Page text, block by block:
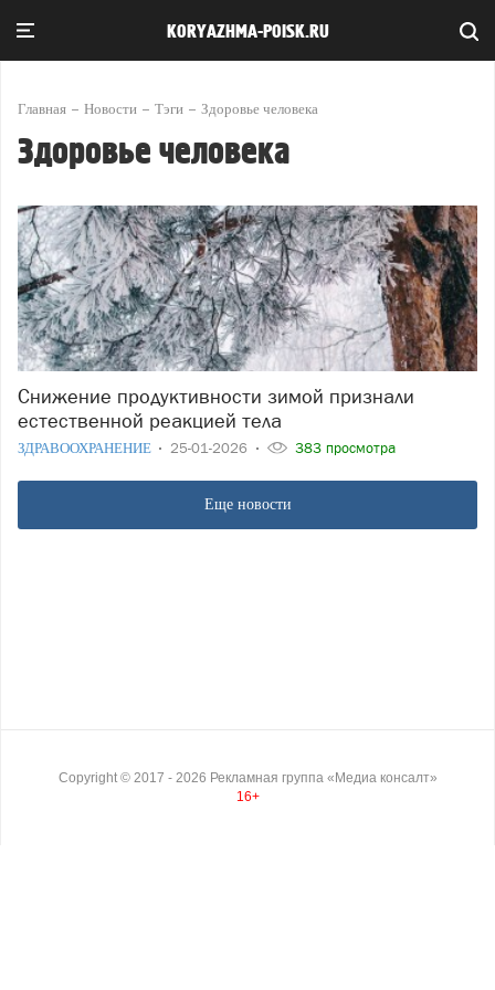
KORYAZHMA-POISK.RU
Главная Новости Тэги Здоровье человека
Здоровье человека
Снижение продуктивности зимой признали
естественной реакцией тела
ЗДРАВООХРАНЕНИЕ 25-01-2026 383 просмотра
Еще новости
Copyright © 2017 - 2026 Рекламная группа «Медиа консалт»
16+